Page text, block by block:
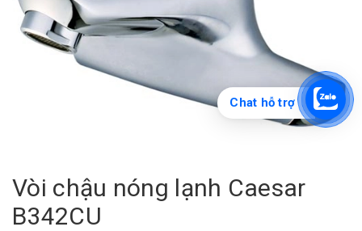
Vòi chậu nóng lạnh Caesar
B342CU
Chat hỗ trợ